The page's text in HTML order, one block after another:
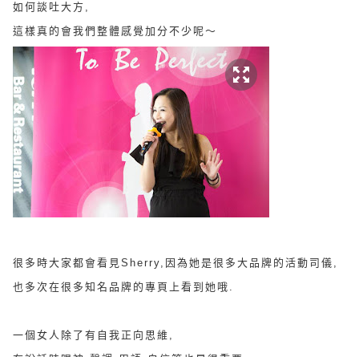
如何談吐大方,
這樣真的會我們整體感覺加分不少呢～
很多時大家都會看見Sherry,因為她是很多大品牌的活動司儀,
也多次在很多知名品牌的專頁上看到她哦.
一個女人除了有自我正向思維,